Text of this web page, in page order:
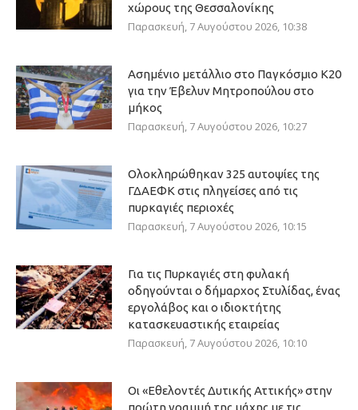
χώρους της Θεσσαλονίκης
Παρασκευή, 7 Αυγούστου 2026, 10:38
Ασημένιο μετάλλιο στο Παγκόσμιο Κ20
για την Έβελυν Μητροπούλου στο
μήκος
Παρασκευή, 7 Αυγούστου 2026, 10:27
Ολοκληρώθηκαν 325 αυτοψίες της
ΓΔΑΕΦΚ στις πληγείσες από τις
πυρκαγιές περιοχές
Παρασκευή, 7 Αυγούστου 2026, 10:15
Για τις Πυρκαγιές στη φυλακή
οδηγούνται ο δήμαρχος Στυλίδας, ένας
εργολάβος και ο ιδιοκτήτης
κατασκευαστικής εταιρείας
Παρασκευή, 7 Αυγούστου 2026, 10:10
Οι «Εθελοντές Δυτικής Αττικής» στην
πρώτη γραμμή της μάχης με τις